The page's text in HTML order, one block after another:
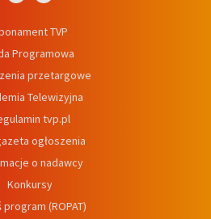
TVP
Programowa
przetargowe
Telewizyjna
tvp.pl
ogłoszenia
o nadawcy
Konkursy
program (ROPAT)